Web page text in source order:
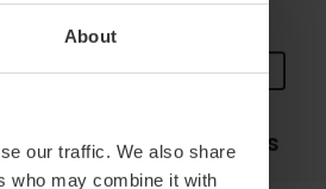
About
our traffic. We also share
who may combine it with
Pagos